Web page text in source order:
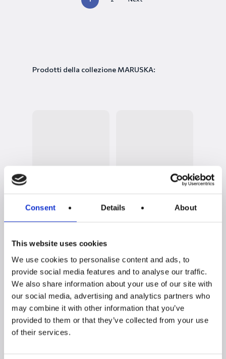
Consent Details About
This website uses cookies
We use cookies to personalise content and ads, to
provide social media features and to analyse our traffic.
We also share information about your use of our site with
our social media, advertising and analytics partners who
may combine it with other information that you’ve
provided to them or that they’ve collected from your use
of their services.
Prodotti della collezione MARUSKA:
MARUSKA n°31
MARUSKA n°30
Soggiorno